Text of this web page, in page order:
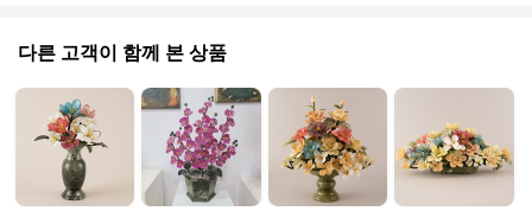
다른 고객이 함께 본 상품